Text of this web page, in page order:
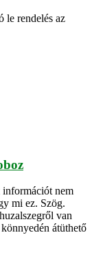
le rendelés az
nem
mi ez. Szög.
van
átüthető